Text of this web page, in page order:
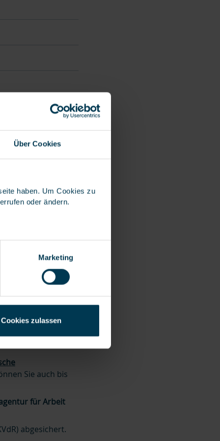
Über Cookies
haben. Um Cookies zu
oder ändern.
Marketing
Cookies zulassen
bei
für einen
Aber wie
Minijob
und eingetragene
Sie auch bis
für Arbeit
abgesichert.